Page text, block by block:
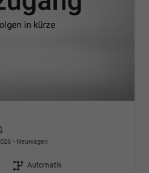
Neuwagen
Getriebe Automatik